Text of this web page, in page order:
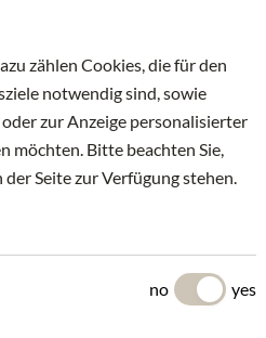
HODNOTY
zählen Cookies, die für den
notwendig sind, sowie
zur Anzeige personalisierter
möchten. Bitte beachten Sie,
Seite zur Verfügung stehen.
no yes